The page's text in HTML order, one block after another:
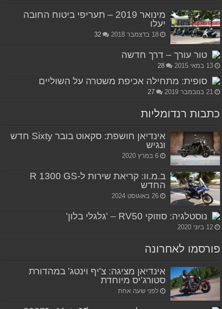
מינואר 2019 – תעריפי ביטוח החובה
יעלו
18 בדצמבר 2018 32
טור עורך – דרך חדשה
13 במאי 2015 28
סופית: מתחילה אכיפת משטרה על השוליים
21 בנובמבר 2019 27
כתבות רנדומליות
אינדיאן חושפת: סקאוט בובר Sixty חדש
ונגיש
6 במרץ 2020
ב.מ.וו: קריאת שירות ל-R 1300 GS
החדש
26 באוגוסט 2024
נוסטלגיה: סוזוקי RV50 – 'גלגלי בלון'
12 ביוני 2020
פורסמו לאחרונה
אינדיאן מציגה: צ'יף וינטג' במהדורת
סטורג'יס מיוחדת
לפני שעה אחת